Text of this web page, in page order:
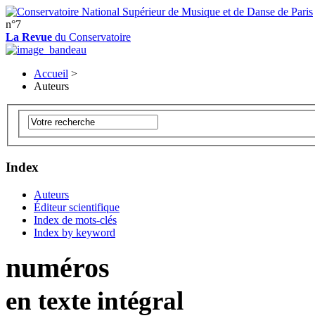
n°7
La Revue du Conservatoire
Accueil >
Auteurs
Index
Auteurs
Éditeur scientifique
Index de mots-clés
Index by keyword
numéros
en texte intégral